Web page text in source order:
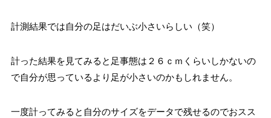
計測結果では自分の足はだいぶ小さいらしい（笑）
計った結果を見てみると足事態は２６ｃｍくらいしかないの
で自分が思っているより足が小さいのかもしれません。
一度計ってみると自分のサイズをデータで残せるのでおスス